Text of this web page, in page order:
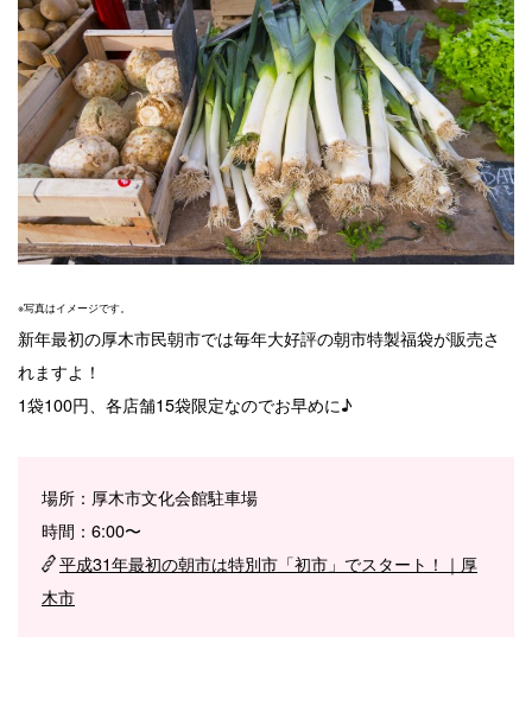
※写真はイメージです。
新年最初の厚木市民朝市では毎年大好評の朝市特製福袋が販売さ
れますよ！
1袋100円、各店舗15袋限定なのでお早めに♪
場所：厚木市文化会館駐車場
時間：6:00〜
平成31年最初の朝市は特別市「初市」でスタート！｜厚
木市